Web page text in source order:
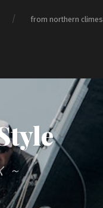
from northern climes
～